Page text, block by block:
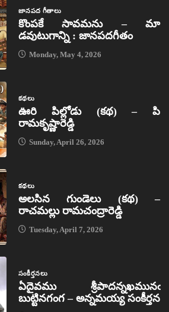
జానపద గీతాలు
కొంపకే సావమను – మా
డవుటుగాన్ని : జానపదగీతం
Monday, May 4, 2026
కథలు
ఊరి పిల్లోడు (కథ) – పి
రామకృష్ణారెడ్డి
Sunday, April 26, 2026
కథలు
అలసిన గుండెలు (కథ) –
రాచమల్లు రామచంద్రారెడ్డి
Tuesday, April 7, 2026
సంకీర్తనలు
ఏదైవము శ్రీపాదన్నఖమునఁ
బుట్టినగంగ – అన్నమయ్య సంకీర్తన